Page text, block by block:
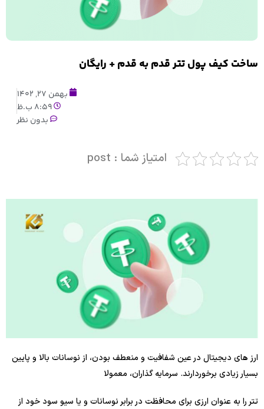
ساخت کیف پول تتر قدم به قدم + رایگان
بهمن 27, 1402
8:59 ب.ظ
بدون نظر
امتیاز شما : post
ارز های دیجیتال در عین شفافیت و منعطف بودن، از نوسانات بالا و پایین
بسیار زیادی برخوردارند. سرمایه گذاران، معمولا
تتر را به عنوان ارزی برای محافظت در برابر نوسانات و یا سیو سود خود از